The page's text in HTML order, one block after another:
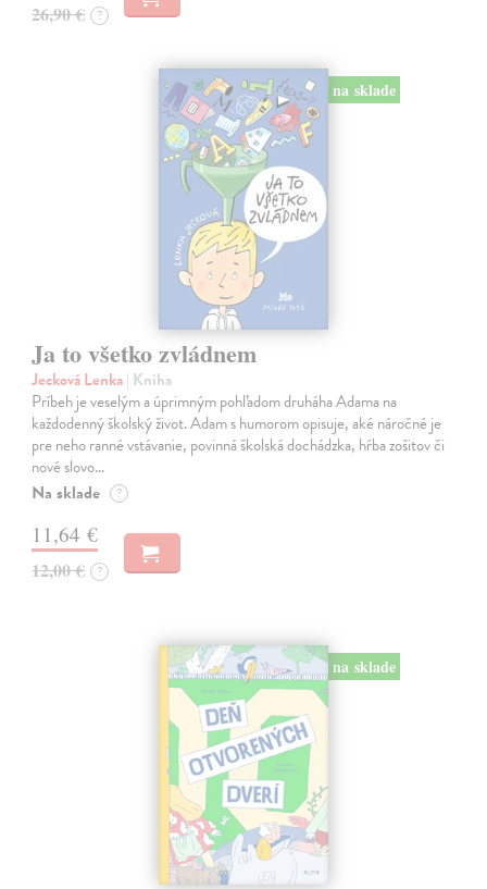
26,90 € ?
na sklade
Ja to všetko zvládnem
Jecková Lenka| Kniha
Príbeh je veselým a úprimným pohľadom druháha Adama na
každodenný školský život. Adam s humorom opisuje, aké náročné je
pre neho ranné vstávanie, povinná školská dochádzka, hŕba zošitov či
nové slovo…
Na sklade ?
11,64 €
12,00 € ?
na sklade